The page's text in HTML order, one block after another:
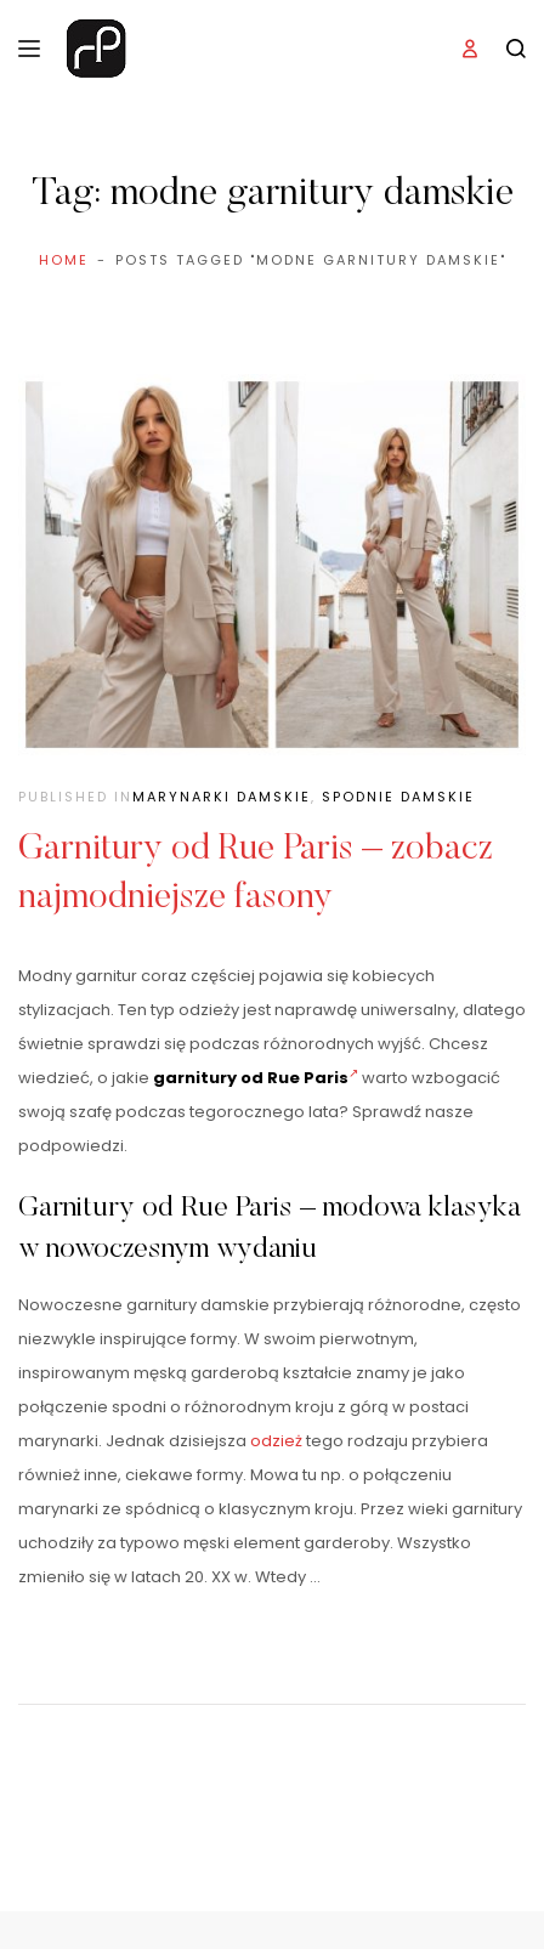
Tag: modne garnitury damskie
HOME POSTS TAGGED "MODNE GARNITURY DAMSKIE"
PUBLISHED INMARYNARKI DAMSKIE, SPODNIE DAMSKIE
Garnitury od Rue Paris – zobacz
najmodniejsze fasony
Modny garnitur coraz częściej pojawia się kobiecych
stylizacjach. Ten typ odzieży jest naprawdę uniwersalny, dlatego
świetnie sprawdzi się podczas różnorodnych wyjść. Chcesz
wiedzieć, o jakie garnitury od Rue Paris
warto wzbogacić
swoją szafę podczas tegorocznego lata? Sprawdź nasze
podpowiedzi.
Garnitury od Rue Paris – modowa klasyka
w nowoczesnym wydaniu
Nowoczesne garnitury damskie przybierają różnorodne, często
niezwykle inspirujące formy. W swoim pierwotnym,
inspirowanym męską garderobą kształcie znamy je jako
połączenie spodni o różnorodnym kroju z górą w postaci
marynarki. Jednak dzisiejsza odzieżtego rodzaju przybiera
również inne, ciekawe formy. Mowa tu np. o połączeniu
marynarki ze spódnicą o klasycznym kroju. Przez wieki garnitury
uchodziły za typowo męski element garderoby. Wszystko
zmieniło się w latach 20. XX w. Wtedy …